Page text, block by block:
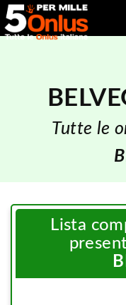
Tutte le
Lista